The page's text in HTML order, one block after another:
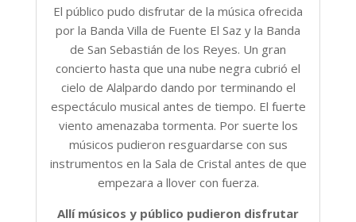
El público pudo disfrutar de la música ofrecida
por la Banda Villa de Fuente El Saz y la Banda
de San Sebastián de los Reyes. Un gran
concierto hasta que una nube negra cubrió el
cielo de Alalpardo dando por terminando el
espectáculo musical antes de tiempo. El fuerte
viento amenazaba tormenta. Por suerte los
músicos pudieron resguardarse con sus
instrumentos en la Sala de Cristal antes de que
empezara a llover con fuerza.
Allí músicos y público pudieron disfrutar